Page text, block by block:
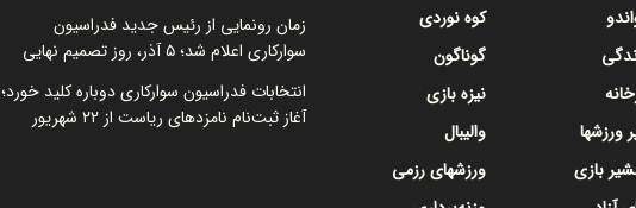
ورزشها
بازی
کوه نوردی
گوناگون
نیزه بازی
والیبال
ورزشهای رزمی
زمان رونمایی از رئیس جدید فدراسیون
سوارکاری اعلام شد؛ ۵ آذر، روز تصمیم نهایی
انتخابات فدراسیون سوارکاری دوباره کلید خورد؛
آغاز ثبت‌نام نامزدهای ریاست از ۲۲ شهریور